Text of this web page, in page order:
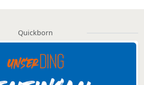
Quickborn